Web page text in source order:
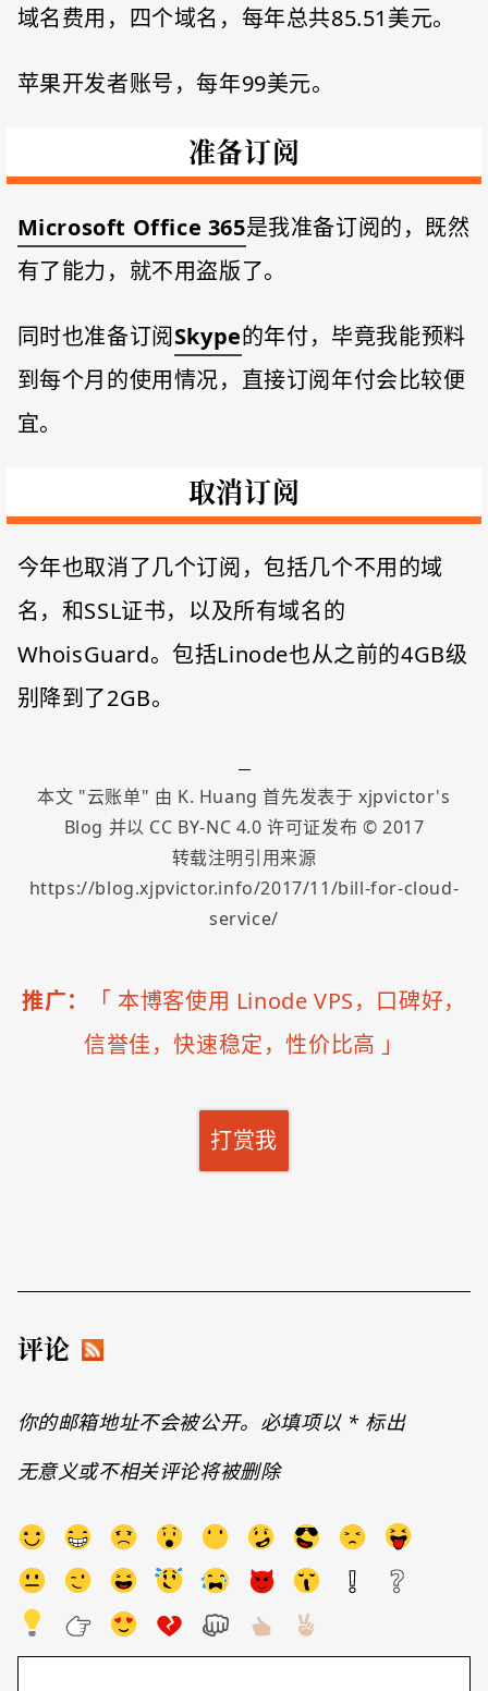
域名费用，四个域名，每年总共85.51美元。
苹果开发者账号，每年99美元。
准备订阅
Microsoft Office 365是我准备订阅的，既然
有了能力，就不用盗版了。
同时也准备订阅Skype的年付，毕竟我能预料
到每个月的使用情况，直接订阅年付会比较便
宜。
取消订阅
今年也取消了几个订阅，包括几个不用的域
名，和SSL证书，以及所有域名的
WhoisGuard。包括Linode也从之前的4GB级
别降到了2GB。
本文 "云账单" 由 K. Huang 首先发表于xjpvictor's
Blog 并以 CC BY-NC 4.0 许可证发布 © 2017
转载注明引用来源
https://blog.xjpvictor.info/2017/11/bill-for-cloud-
service/
推广： 「 本博客使用 Linode VPS，口碑好，
信誉佳，快速稳定，性价比高 」
打赏我
评论
你的邮箱地址不会被公开。必填项以 *标出
无意义或不相关评论将被删除